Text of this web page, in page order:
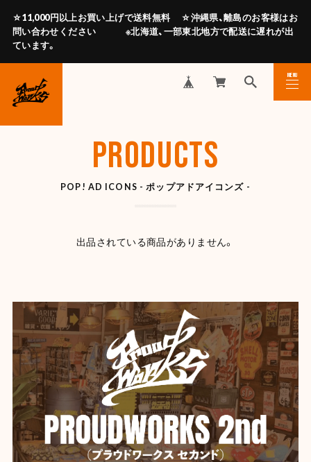
☆11,000円以上お買い上げで送料無料 ☆沖縄県、離島のお客様はお
問い合わせください ※北海道、一部東北地方で配送に遅れが出
ています。
MENU
CLOSE
PRODUCTS
POP! AD ICONS - ポップアドアイコンズ -
出品されている商品がありません。